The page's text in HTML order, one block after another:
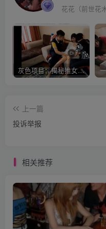
灰色项目：揭秘推女郎艾栗栗收费视频赚钱套路!
上一篇
投诉举报
相关推荐